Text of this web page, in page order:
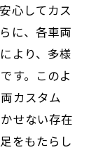
心してカス
に、各車両
より、多様
す。このよ
カスタム
せない存在
をもたらし